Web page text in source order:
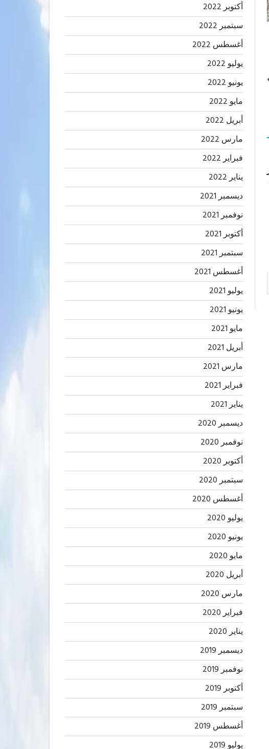
أكتوبر 2022
سبتمبر 2022
أغسطس 2022
يوليو 2022
يونيو 2022
مايو 2022
أبريل 2022
مارس 2022
فبراير 2022
يناير 2022
ديسمبر 2021
نوفمبر 2021
أكتوبر 2021
سبتمبر 2021
أغسطس 2021
يوليو 2021
يونيو 2021
مايو 2021
أبريل 2021
مارس 2021
فبراير 2021
يناير 2021
ديسمبر 2020
نوفمبر 2020
أكتوبر 2020
سبتمبر 2020
أغسطس 2020
يوليو 2020
يونيو 2020
مايو 2020
أبريل 2020
مارس 2020
فبراير 2020
يناير 2020
ديسمبر 2019
نوفمبر 2019
أكتوبر 2019
سبتمبر 2019
أغسطس 2019
يوليو 2019